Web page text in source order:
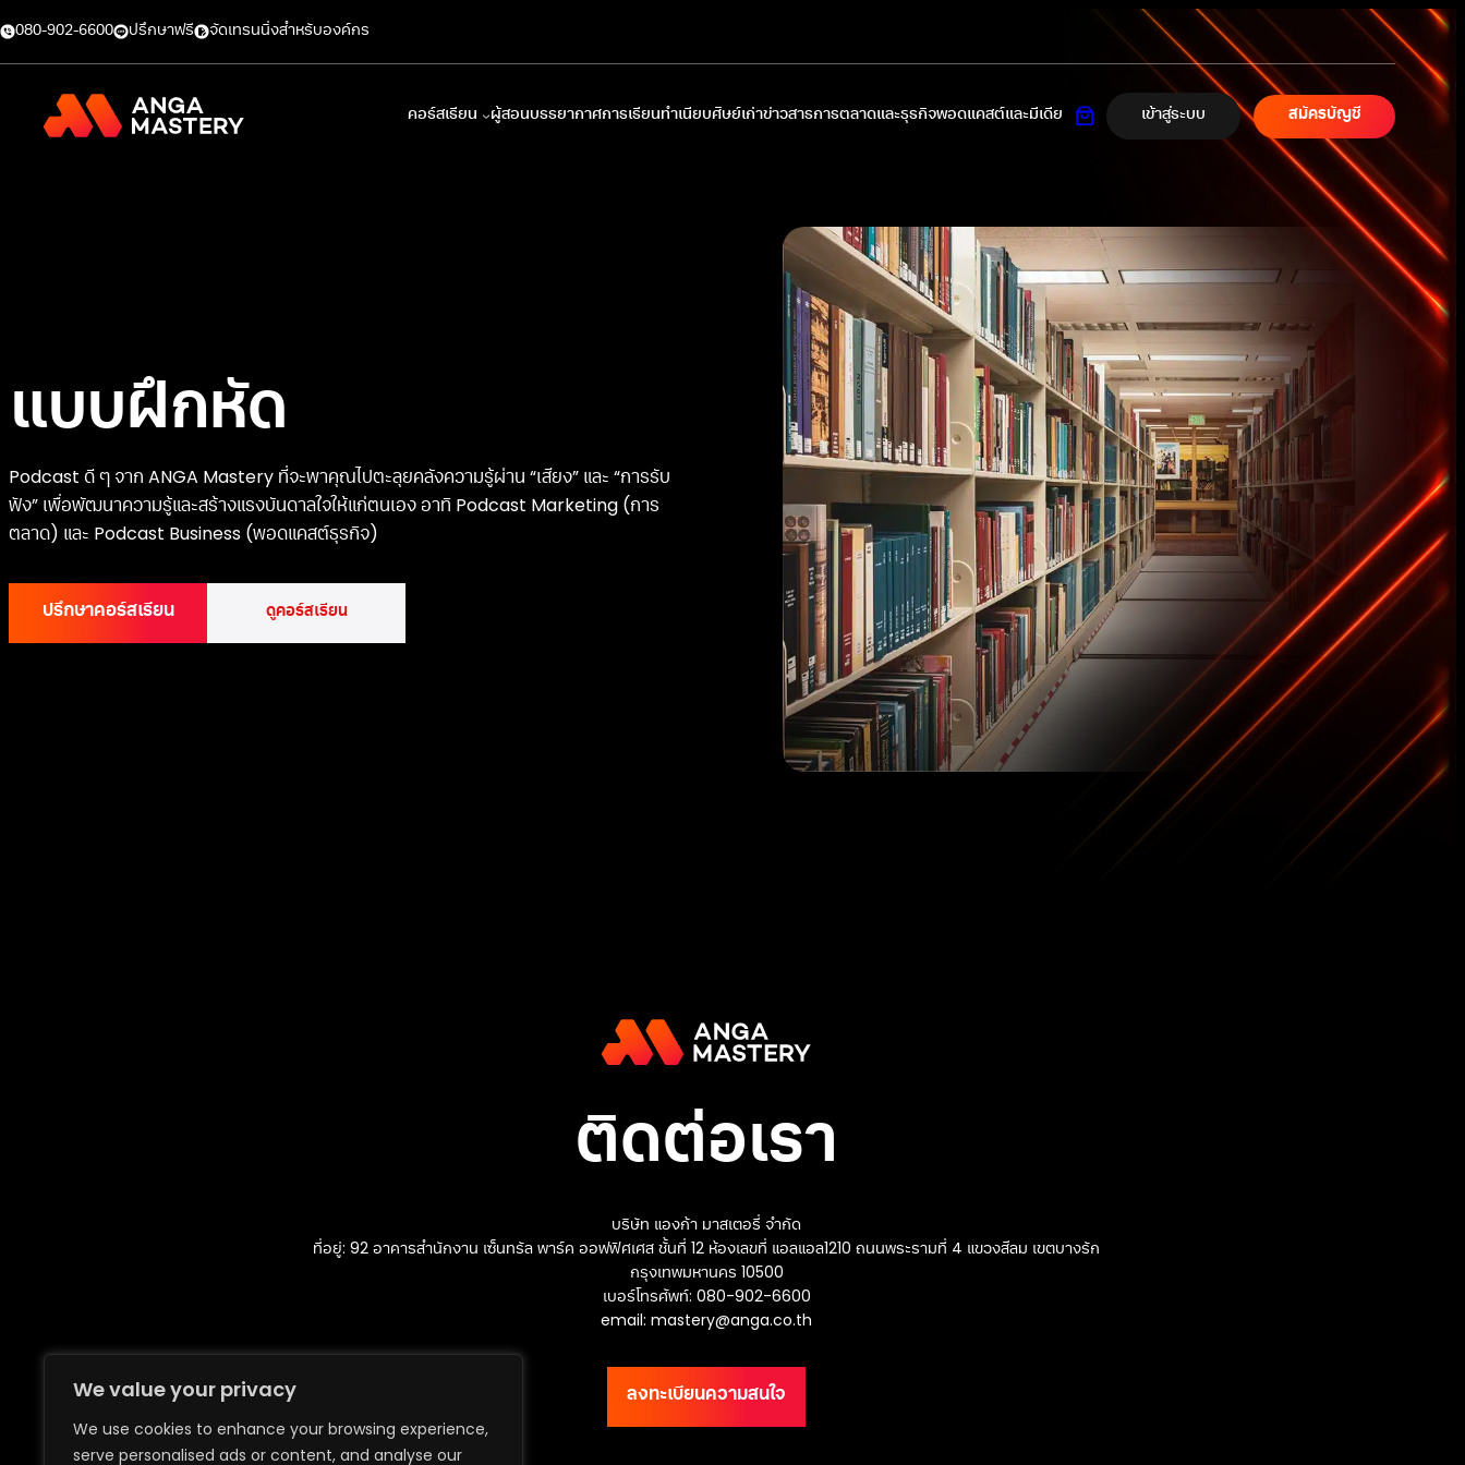
We value your privacy
We use cookies to enhance your browsing experience,
serve personalised ads or content, and analyse our
080-902-6600 ปรึกษาฟรี จัดเทรนนิ่งสำหรับองค์กร
คอร์สเรียน ผู้สอนบรรยากาศการเรียนทำเนียบศิษย์เก่าข่าวสารการตลาดและธุรกิจพอดแคสต์และมีเดีย เข้าสู่ระบบ สมัครบัญชี
แบบฝึกหัด
Podcast ดี ๆ จาก ANGA Mastery ที่จะพาคุณไปตะลุยคลังความรู้ผ่าน “เสียง” และ “การรับ
ฟัง” เพื่อพัฒนาความรู้และสร้างแรงบันดาลใจให้แก่ตนเอง อาทิ Podcast Marketing (การ
ตลาด) และ Podcast Business (พอดแคสต์ธุรกิจ)
ปรึกษาคอร์สเรียน ดูคอร์สเรียน
ติดต่อเรา
บริษัท แองก้า มาสเตอรี่ จำกัด
ที่อยู่: 92 อาคารสำนักงาน เซ็นทรัล พาร์ค ออฟฟิศเศส ชั้นที่ 12 ห้องเลขที่ แอลแอล1210 ถนนพระรามที่ 4 แขวงสีลม เขตบางรัก
กรุงเทพมหานคร 10500
เบอร์โทรศัพท์: 080-902-6600
email: mastery@anga.co.th
ลงทะเบียนความสนใจ